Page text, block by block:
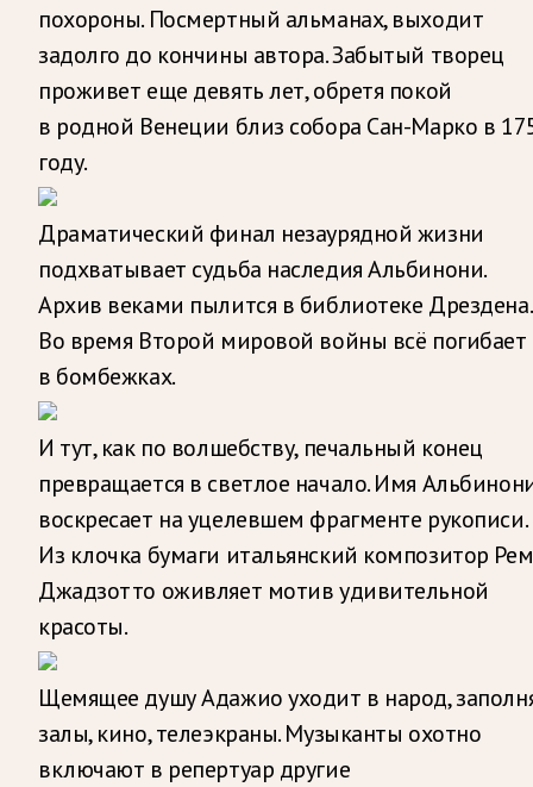
похороны. Посмертный альманах, выходит
задолго до кончины автора. Забытый творец
проживет еще девять лет, обретя покой
в родной Венеции близ собора Сан-Марко в
году.
Драматический финал незаурядной жизни
подхватывает судьба наследия Альбинони.
Архив веками пылится в библиотеке Дрездена.
Во время Второй мировой войны всё погибает
в бомбежках.
И тут, как по волшебству, печальный конец
превращается в светлое начало. Имя
воскресает на уцелевшем фрагменте рукописи.
Из клочка бумаги итальянский композитор
Джадзотто оживляет мотив удивительной
красоты.
Щемящее душу Адажио уходит в народ,
залы, кино, телеэкраны. Музыканты охотно
включают в репертуар другие